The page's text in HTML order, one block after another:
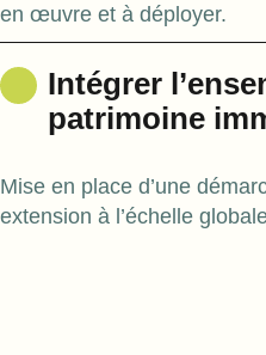
en œuvre et à déployer.
Intégrer
patrimoine
Mise en place d’une
extension à l’échelle